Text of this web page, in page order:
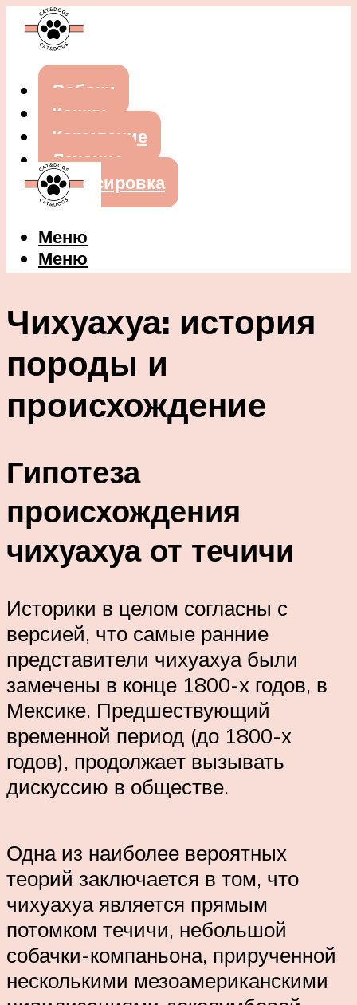
Собаки
Кошки
Кормление
Лечение
Дрессировка
Меню
Меню
Чихуахуа: история
породы и
происхождение
Гипотеза
происхождения
чихуахуа от течичи
Историки в целом согласны с
версией, что самые ранние
представители чихуахуа были
замечены в конце 1800-х годов, в
Мексике. Предшествующий
временной период (до 1800-х
годов), продолжает вызывать
дискуссию в обществе.
Одна из наиболее вероятных
теорий заключается в том, что
чихуахуа является прямым
потомком течичи, небольшой
собачки-компаньона, прирученной
несколькими мезоамериканскими